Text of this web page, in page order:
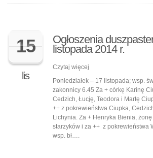
15
lis
Ogłoszenia
listopada 2014 r.
Czytaj więcej
Poniedziałek – 17 listopada; wsp.
zakonnicy 6.45 Za + córkę Karinę
Cedzich, Łucję, Teodora i Martę
++ z pokrewieństwa Ciupka,
Lichynia. Za + Henryka Bienia,
starzyków i za ++ z pokrewieństwa
wsp. bł….